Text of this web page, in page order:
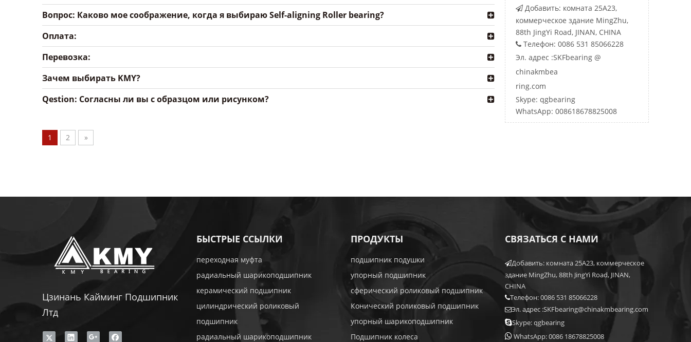
Вопрос: Каково мое соображение, когда я выбираю Self-aligning Roller bearing?
Оплата:
Перевозка:
Зачем выбирать KMY?
Qestion: Согласны ли вы с образцом или рисунком?
1 2 »
 Добавить: комната 25A23,
коммерческое здание MingZhu,
88th JingYi Road, JINAN, CHINA
 Телефон: 0086 531 85066228
Эл. адрес :SKFbearing @
chinakmbea
ring.com
Skype: qgbearing
WhatsApp: 008618678825008
Цзинань Кайминг Подшипник
Лтд
БЫСТРЫЕ ССЫЛКИ
переходная муфта
радиальный шарикоподшипник
керамический подшипник
цилиндрический роликовый
подшипник
радиальный шарикоподшипник
ПРОДУКТЫ
подшипник подушки
упорный подшипник
сферический роликовый подшипник
Конический роликовый подшипник
упорный шарикоподшипник
Подшипник колеса
СВЯЗАТЬСЯ С НАМИ
Добавить: комната 25A23, коммерческое
здание MingZhu, 88th JingYi Road, JINAN,
CHINA
Телефон: 0086 531 85066228
Эл. адрес :SKFbearing@chinakmbearing.com
Skype: qgbearing
 WhatsApp: 0086 18678825008